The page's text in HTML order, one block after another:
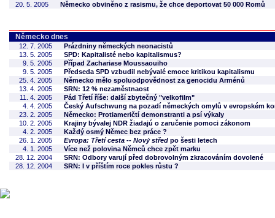
20. 5. 2005
Německo obviněno z rasismu, že chce deportovat 50 000 Romů
Německo dnes
12. 7. 2005
Prázdniny německých neonacistů
13. 5. 2005
SPD: Kapitalisté nebo kapitalismus?
9. 5. 2005
Případ Zachariase Moussaouiho
9. 5. 2005
Předseda SPD vzbudil nebývalé emoce kritikou kapitalismu
25. 4. 2005
Německo mělo spoluodpovědnost za genocidu Arménů
13. 4. 2005
SRN: 12 % nezaměstnaost
11. 4. 2005
Pád Třetí říše: další zbytečný "velkofilm"
4. 4. 2005
Český Aufschwung na pozadí německých omylů v evropském
23. 2. 2005
Německo: Protiameričtí demonstranti a psí výkaly
10. 2. 2005
Krajiny bývalej NDR žiadajú o zaručenie pomoci zákonom
4. 2. 2005
Každý osmý Němec bez práce ?
26. 1. 2005
Evropa: Třetí cesta -- Nový střed po šesti letech
4. 1. 2005
Více než polovina Němců chce zpět marku
28. 12. 2004
SRN: Odbory varují před dobrovolným zkracováním dovolené
28. 12. 2004
SRN: I v příštím roce pokles růstu ?